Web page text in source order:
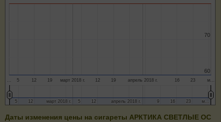
… март 2018 г. апрель 2018 г. м…
5 12 19 12 19 16 23
60
60
70
70
март 2018 г.
март 2018 г. апрель 2018 г.
апрель 2018 г. м…
м…
5
5 12
12 5
5 12
12 9
9 16
16 23
23
Даты изменения цены на сигареты АРКТИКА СВЕТЛЫЕ ОС